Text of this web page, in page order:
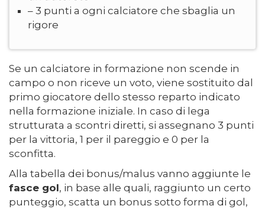
– 3 punti a ogni calciatore che sbaglia un
rigore
Se un calciatore in formazione non scende in
campo o non riceve un voto, viene sostituito dal
primo giocatore dello stesso reparto indicato
nella formazione iniziale. In caso di lega
strutturata a scontri diretti, si assegnano 3 punti
per la vittoria, 1 per il pareggio e 0 per la
sconfitta.
Alla tabella dei bonus/malus vanno aggiunte le
fasce gol, in base alle quali, raggiunto un certo
punteggio, scatta un bonus sotto forma di gol,